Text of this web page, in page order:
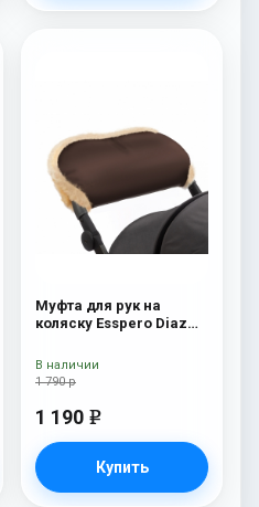
Муфта для рук на
коляску Esspero Diaz
Chocolat
1 790 р
1 190 e
Купить
В наличии